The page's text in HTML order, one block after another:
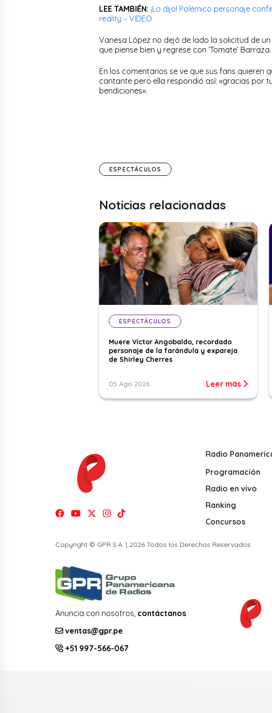
LEE TAMBIÉN: ¡Lo dijo! Polémico personaje
reality – VIDEO
Vanesa López no dejó de lado la solicitud de
que piense bien y regrese con ‘Tomate’ Barraza.
En los comentarios se ve que sus fans quieren
cantante pero ella respondió así: «gracias por
bendiciones».
ESPECTÁCULOS
Noticias relacionadas
ESPECTÁCULOS
Muere Víctor Angobaldo, recordado
personaje de la farándula y expareja
de Shirley Cherres
05 Ago 2026 Leer más
Radio
Programación
Radio en vivo
Ranking
Concursos
Copyright © GPR S.A. | 2026 Todos los Derechos Reservados.
Anuncia con nosotros, contáctanos
ventas@gpr.pe
+51 997-566-067